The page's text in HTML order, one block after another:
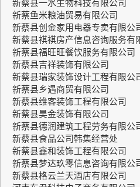
新蔡鱼米粮油贸易有限公司
新蔡县创金家用电器专卖有限公
新蔡县祺祺房产信息咨询服务有
新蔡县福旺旺餐饮服务有限公司
新蔡县吉祥装饰有限公司
新蔡县瑞家装饰设计工程有限公
新蔡县乡遇商贸有限公司
新蔡县维客装饰工程有限公司
新蔡县昊金装饰有限公司
新蔡县德润建筑工程劳务有限公
新蔡县食品公司韩集经营处
新蔡县鑫和装饰工程有限公司
新蔡县梦达玖零信息咨询有限公
新蔡县格云兰天酒店有限公司